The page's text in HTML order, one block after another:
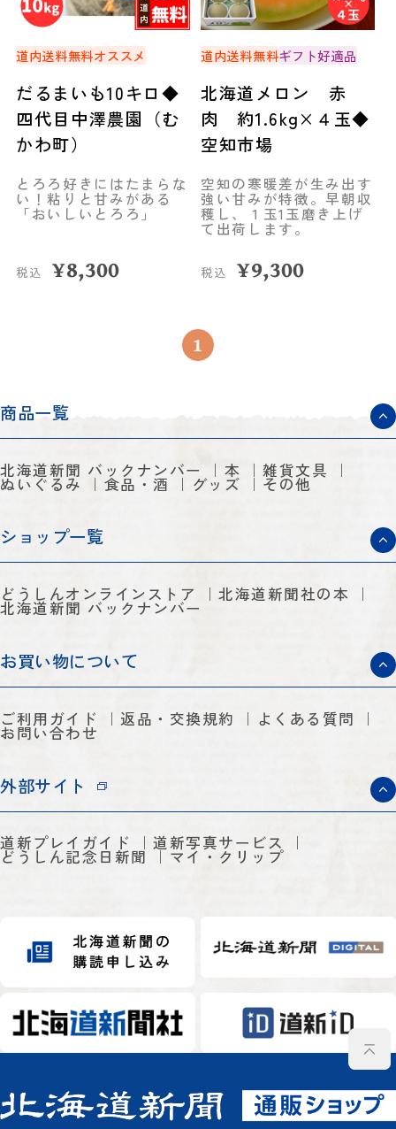
道内送料無料オススメ
だるまいも10キロ◆
四代目中澤農園（む
かわ町）
とろろ好きにはたまらな
い！粘りと甘みがある
「おいしいとろろ」
税込 ¥8,300
道内送料無料ギフト好適品
北海道メロン 赤
肉 約1.6kg×４玉◆
空知市場
空知の寒暖差が生み出す
強い甘みが特徴。早朝収
穫し、１玉1玉磨き上げ
て出荷します。
税込 ¥9,300
1
商品一覧
北海道新聞 バックナンバー 本 雑貨文具
ぬいぐるみ 食品・酒 グッズ その他
ショップ一覧
どうしんオンラインストア 北海道新聞社の本
北海道新聞 バックナンバー
お買い物について
ご利用ガイド 返品・交換規約 よくある質問
お問い合わせ
外部サイト
道新プレイガイド 道新写真サービス
どうしん記念日新聞 マイ・クリップ